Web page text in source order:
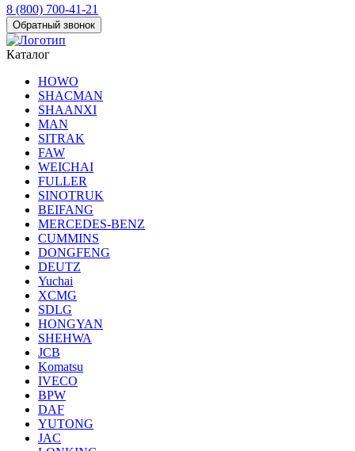
8 (800) 700-41-21
Обратный звонок
Каталог
HOWO
SHACMAN
SHAANXI
MAN
SITRAK
FAW
WEICHAI
FULLER
SINOTRUK
BEIFANG
MERCEDES-BENZ
CUMMINS
DONGFENG
DEUTZ
Yuchai
XCMG
SDLG
HONGYAN
SHEHWA
JCB
Komatsu
IVECO
BPW
DAF
YUTONG
JAC